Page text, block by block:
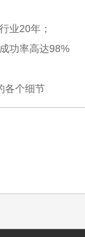
业20年；
功率高达98%
各个细节